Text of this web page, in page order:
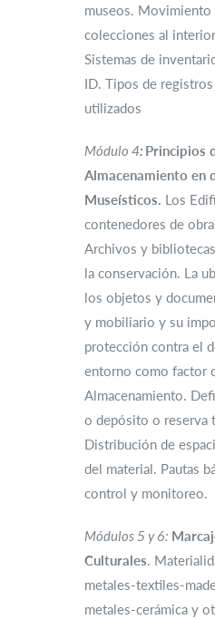
museos.
colecciones al
Sistemas de
ID. Tipos de
utilizados
Módulo 4: Principios
Almacenamiento en
Museísticos. Los
contenedores de
Archivos y
la conservación. La
los objetos y
y mobiliario y su
protección contra el
entorno como factor
Almacenamiento.
o depósito o reserva
Distribución de
del material. Pautas
control y monitoreo.
Módulos 5 y 6:
Culturales.
metales-textiles-
metales-cerámica y